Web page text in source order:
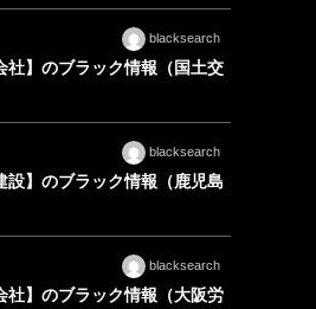
blacksearch
社】のブラック情報（国土交
blacksearch
設】のブラック情報（鹿児島
blacksearch
社】のブラック情報（大阪労